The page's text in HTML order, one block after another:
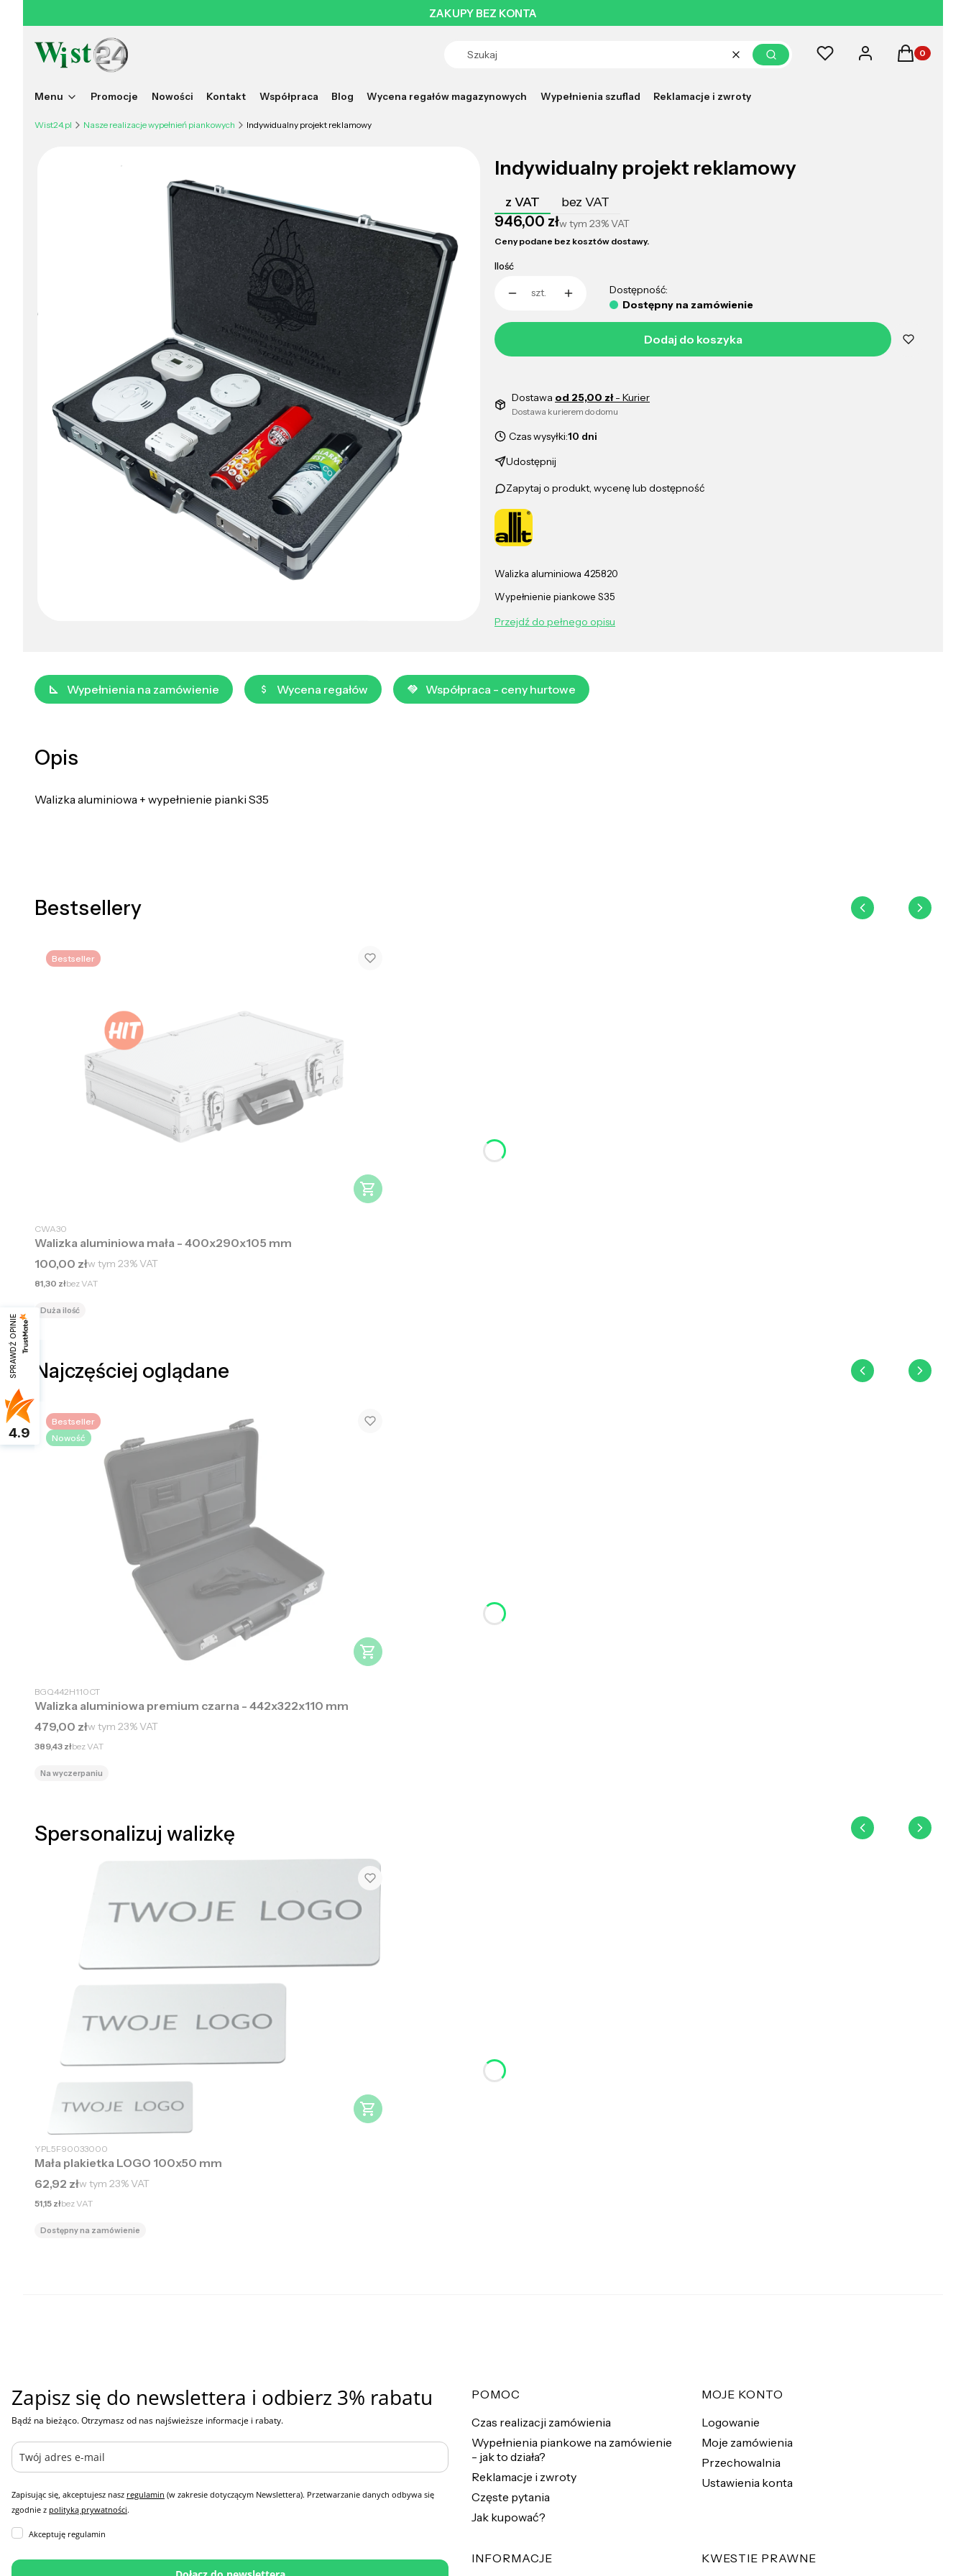
ZAKUPY BEZ KONTA
WyczyśćSzukaj
Ulubione Zaloguj sięProdukty w
Koszyk
Menu Promocje Nowości Kontakt Współpraca Blog Wycena regałów magazynowych Wypełnienia szuflad Reklamacje i zwroty
Wist24.pl Nasze realizacje wypełnień piankowych Indywidualny projekt reklamowy
Indywidualny projekt reklamowy
z VAT bez VAT
Cena
946,00 złw tym 23%VAT
Ceny podane bez kosztów dostawy.
Ilość
szt.
Dostępność:
Dostępny na zamówienie
Dodaj do koszyka
Dostawa od 25,00 zł- Kurier
Dostawa kurierem do domu
Czas wysyłki:10 dni
Udostępnij
Zapytaj o produkt, wycenę lub dostępność
Walizka aluminiowa 425820
Wypełnienie piankowe S35
Przejdź do pełnego opisu
Wypełnienia na zamówienie Wycena regałów Współpraca - ceny hurtowe
Opis
Walizka aluminiowa + wypełnienie pianki S35
Bestsellery
Bestseller
CWA30
Walizka aluminiowa mała - 400x290x105 mm
Cena brutto
100,00 złw tym 23%VAT
Cena netto
81,30 złbez VAT
Duża ilość
Najczęściej oglądane
Bestseller
Nowość
BGQ442H110CT
Walizka aluminiowa premium czarna - 442x322x110 mm
Cena brutto
479,00 złw tym 23%VAT
Cena netto
389,43 złbez VAT
Na wyczerpaniu
Spersonalizuj walizkę
YPL5F90033000
Mała plakietka LOGO 100x50 mm
Cena brutto
62,92 złw tym 23%VAT
Cena netto
51,15 złbez VAT
Dostępny na zamówienie
Zapisz się do newslettera i odbierz 3% rabatu
Bądź na bieżąco. Otrzymasz od nas najświeższe informacje i rabaty.
Zapisując się, akceptujesz nasz regulamin (w zakresie dotyczącym Newslettera). Przetwarzanie danych odbywa się
zgodnie z polityką prywatności.
Akceptuję regulamin
Linki w stopce
POMOC
Czas realizacji zamówienia
Wypełnienia piankowe na zamówienie
- jak to działa?
Reklamacje i zwroty
Częste pytania
Jak kupować?
MOJE KONTO
Logowanie
Moje zamówienia
Przechowalnia
Ustawienia konta
INFORMACJE KWESTIE PRAWNE
SPRAWDŹ OPINIE
4.9